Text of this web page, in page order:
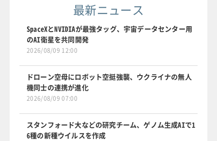
最新ニュース
SpaceXとNVIDIAが最強タッグ、宇宙データセンター用
のAI衛星を共同開発
2026/08/09 12:00
ドローン空母にロボット空挺強襲、ウクライナの無人
機同士の連携が進化
2026/08/09 07:00
スタンフォード大などの研究チーム、ゲノム生成AIで1
6種の新種ウイルスを作成